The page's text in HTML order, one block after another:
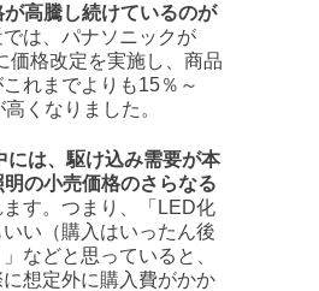
高騰し続けているのが
は、パナソニックが
価格改定を実施し、商品
れまでよりも15％～
くなりました。
には、駆け込み需要が本
の小売価格のさらなる
ます。つまり、「LED化
い（購入はいったん後
などと思っていると、
想定外に購入費がかか